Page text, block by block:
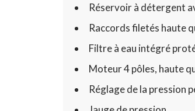
Réservoir à détergent
Raccords filetés haute
Filtre à eau intégré
Moteur 4 pôles, haute
Réglage de la pression